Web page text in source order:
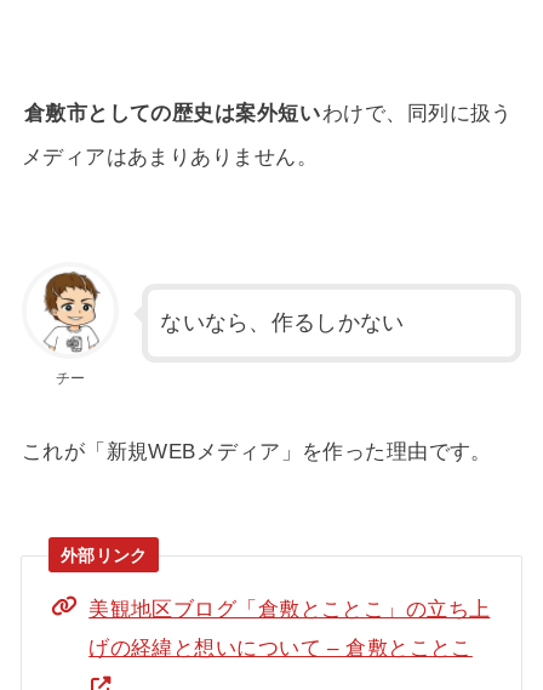
倉敷市としての歴史は案外短いわけで、同列に扱う
メディアはあまりありません。
チー
ないなら、作るしかない
これが「新規WEBメディア」を作った理由です。
美観地区ブログ「倉敷とことこ」の立ち上
げの経緯と想いについて – 倉敷とことこ